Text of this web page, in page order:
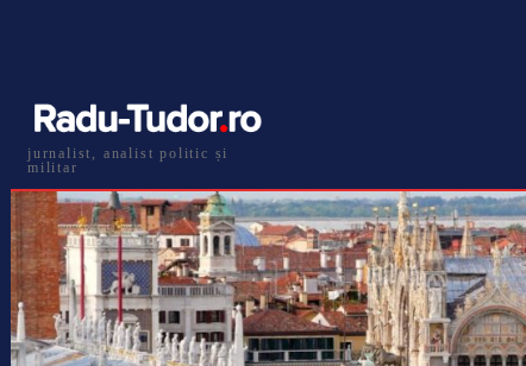
jurnalist, analist politic și
militar